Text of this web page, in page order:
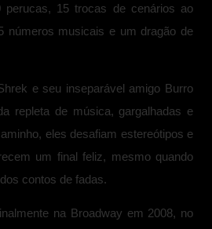
perucas, 15 trocas de cenários ao
números musicais e um dragão de
e seu inseparável amigo Burro
repleta de música, gargalhadas e
eles desafiam estereótipos e
um final feliz, mesmo quando
contos de fadas.
na Broadway em 2008, no